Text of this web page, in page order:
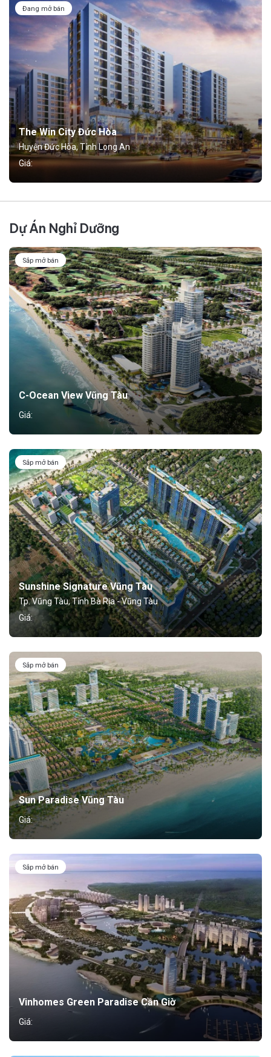
Đang mở bán
The Win City Đức Hòa
Huyện Đức Hòa, Tỉnh Long An
Giá:
Dự Án Nghỉ Dưỡng
Sắp mở bán
C-Ocean View Vũng Tàu
Giá:
Sắp mở bán
Sunshine Signature Vũng Tàu
Tp. Vũng Tàu, Tỉnh Bà Rịa - Vũng Tàu
Giá:
Sắp mở bán
Sun Paradise Vũng Tàu
Giá:
Sắp mở bán
Vinhomes Green Paradise Cần Giờ
Giá: